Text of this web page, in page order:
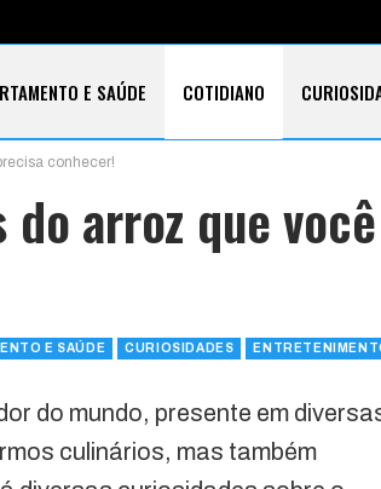
E SAÚDE COTIDIANO
conhecer!
arroz que você
E SAÚDE CURIOSIDADES
do mundo, presente em
culinários, mas também